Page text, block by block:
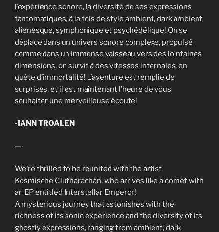
l’expérience sonore, la diversité de ses expressions
fantomatiques, à la fois de style ambient, dark ambient
alienesque, symphonique et psychédélique! On se
déplace dans un univers sonore complexe, propulsé
comme dans un immense vaisseau vers des lointaines
dimensions, on survit à des vitesses infernales, en
quête d’immortalité! L’aventure est remplie de
surprises, et il est maintenant l’heure de vous
souhaiter une merveilleuse écoute!
-IANN TROALEN
—-
We’re thrilled to be reunited with the artist
Kosmische Clutharachán, who arrives like a comet with
an EP entitled Interstellar Emperor!
A mysterious journey that astonishes with the
richness of its sonic experience and the diversity of its
ghostly expressions, ranging from ambient, dark